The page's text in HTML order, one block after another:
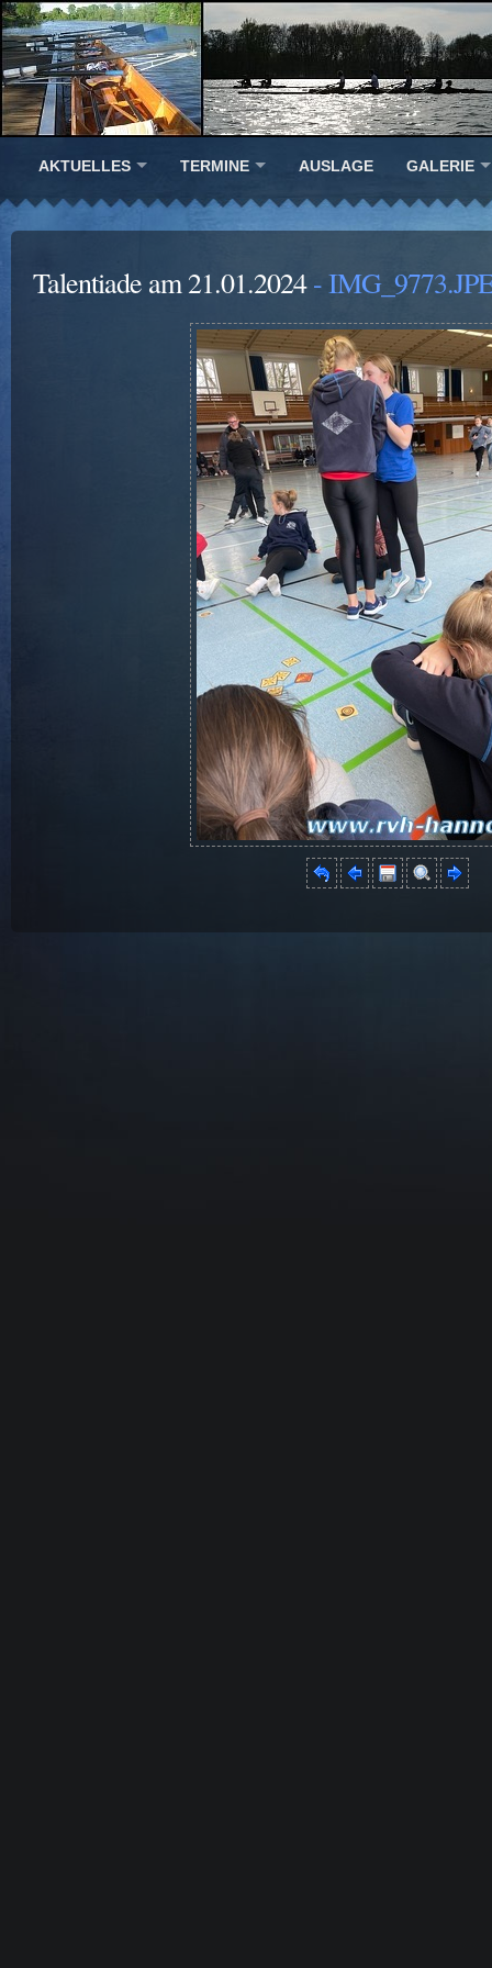
AKTUELLES TERMINE AUSLAGE GALERIE
Talentiade am 21.01.2024-